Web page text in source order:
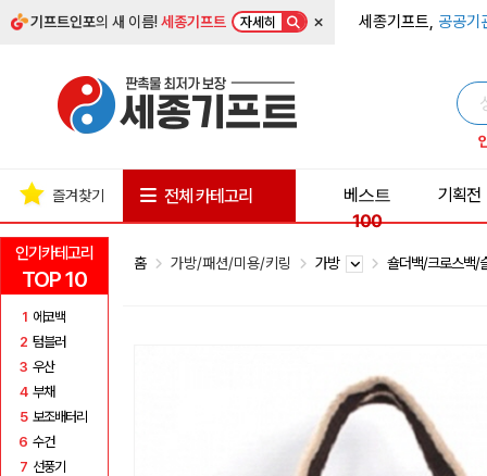
기프트인포의 새 이름!세종기프트 자세히 × 세종기프트, 공공기
인기카테고리
TOP 10
1 에코백
2 텀블러
3 우산
4 부채
5 보조배터리
6 수건
7 선풍기
즐겨찾기 전체 카테고리
베스트
100
기획전
홈 가방/패션/미용/키링 가방 숄더백/크로스백/